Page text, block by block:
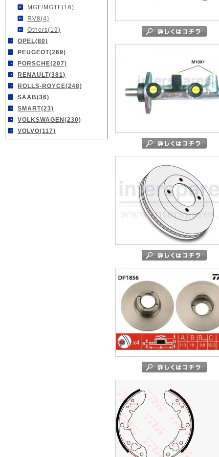
MGF/MGTF(16)
RV8(4)
Others(19)
OPEL(80)
PEUGEOT(269)
PORSCHE(207)
RENAULT(381)
ROLLS-ROYCE(248)
SAAB(36)
SMART(23)
VOLKSWAGEN(230)
VOLVO(117)